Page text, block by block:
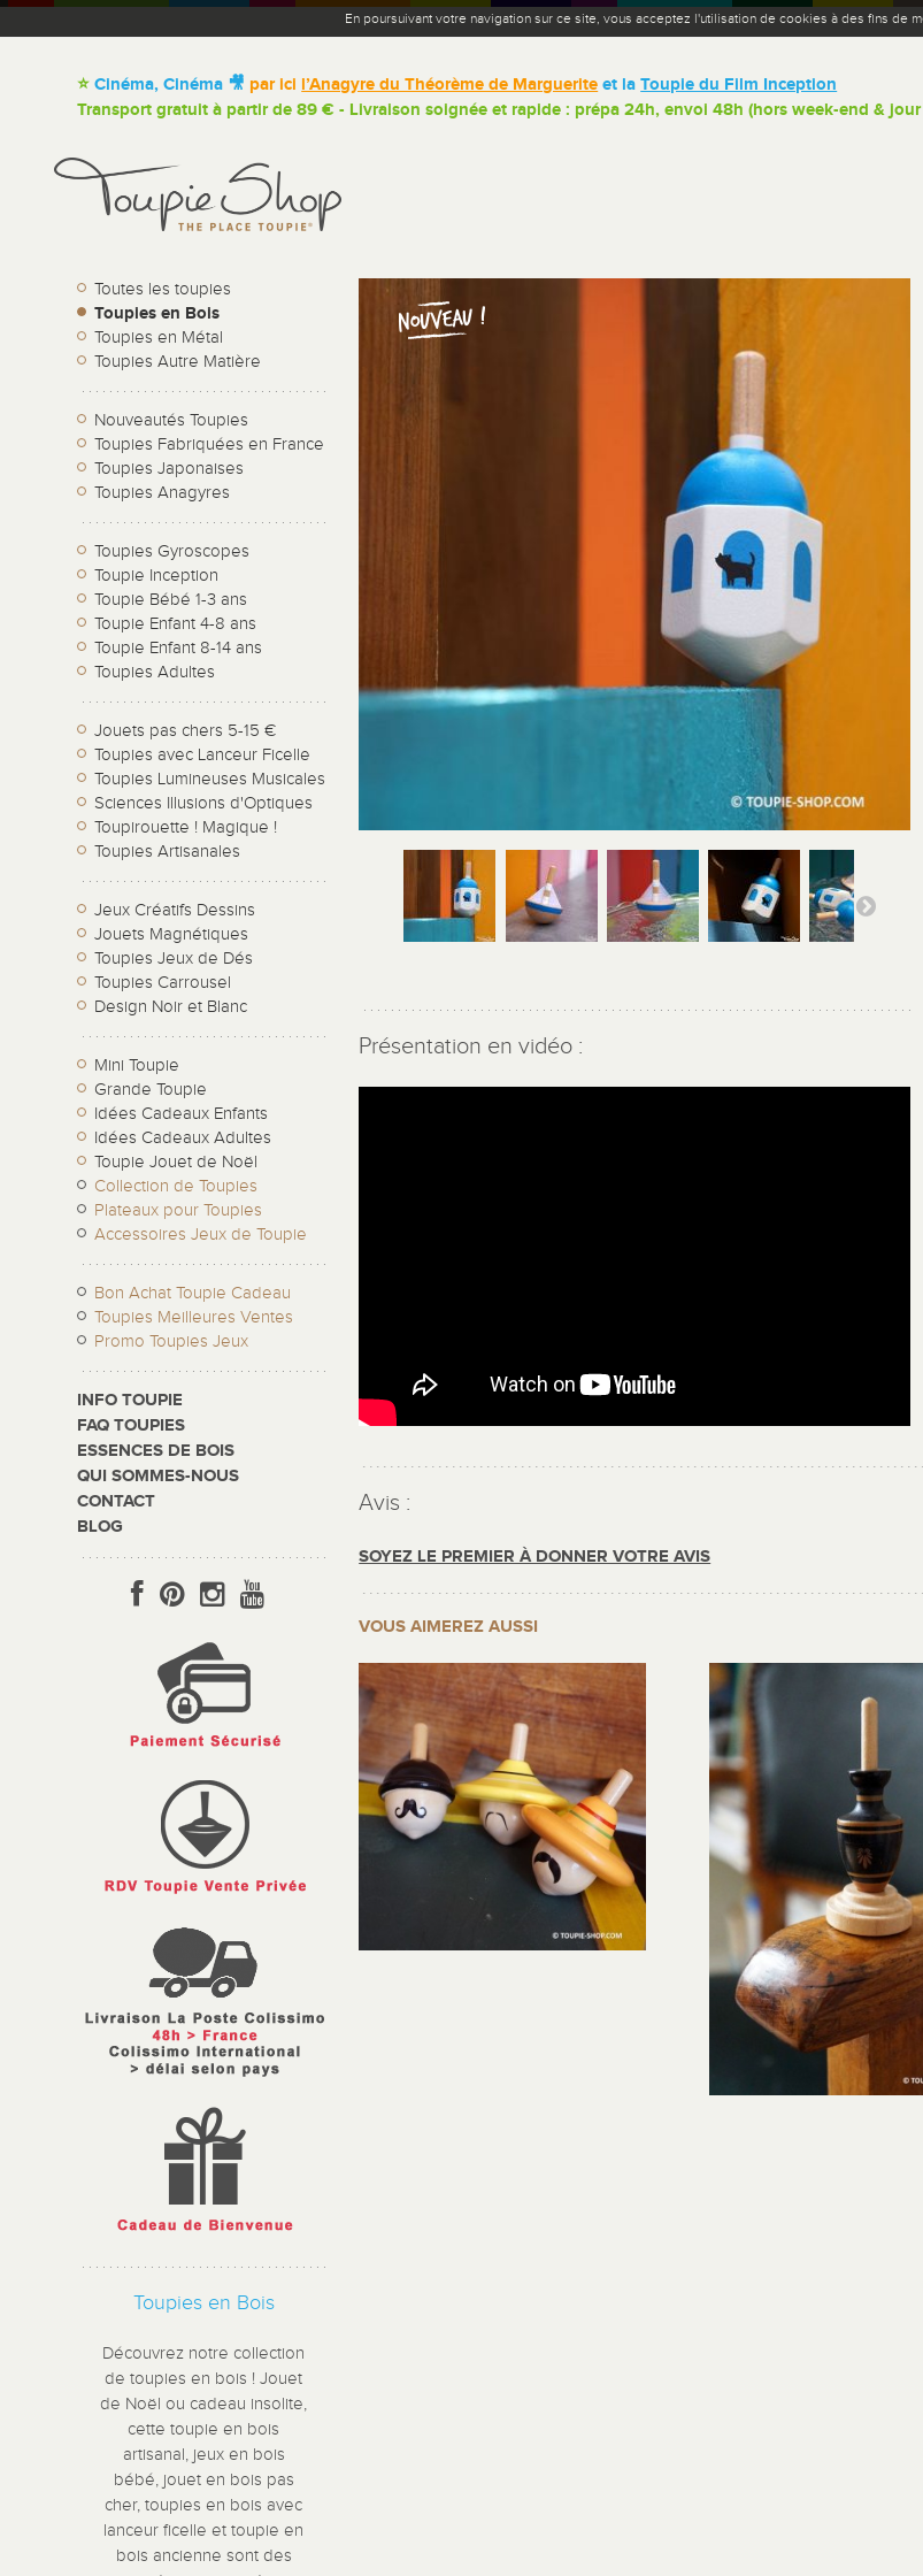
En poursuivant votre navigation sur ce site, vous acceptez l'utilisation de cookies à des fins de
⭐Cinéma, Cinéma 🎥 par ici l’Anagyre du Théorème de Marguerite et laToupie du Film Inception
Transport gratuit à partir de 89 € - Livraison soignée et rapide : prépa 24h, envoi 48h (hors week-end &
Toutes les toupies
Toupies en Bois
Toupies en Métal
Toupies Autre Matière
Nouveautés Toupies
Toupies Fabriquées en France
Toupies Japonaises
Toupies Anagyres
Toupies Gyroscopes
Toupie Inception
Toupie Bébé 1-3 ans
Toupie Enfant 4-8 ans
Toupie Enfant 8-14 ans
Toupies Adultes
Jouets pas chers 5-15 €
Toupies avec Lanceur Ficelle
Toupies Lumineuses Musicales
Sciences Illusions d'Optiques
Toupirouette ! Magique !
Toupies Artisanales
Jeux Créatifs Dessins
Jouets Magnétiques
Toupies Jeux de Dés
Toupies Carrousel
Design Noir et Blanc
Mini Toupie
Grande Toupie
Idées Cadeaux Enfants
Idées Cadeaux Adultes
Toupie Jouet de Noël
Collection de Toupies
Plateaux pour Toupies
Accessoires Jeux de Toupie
Bon Achat Toupie Cadeau
Toupies Meilleures Ventes
Promo Toupies Jeux
INFO TOUPIE
FAQ TOUPIES
ESSENCES DE BOIS
QUI SOMMES-NOUS
CONTACT
BLOG
Toupies en Bois
Découvrez notre collection
de toupies en bois ! Jouet
de Noël ou cadeau insolite,
cette toupie en bois
artisanal, jeux en bois
bébé, jouet en bois pas
cher, toupies en bois avec
lanceur ficelle et toupie en
bois ancienne sont des
Présentation en vidéo :
Avis :
SOYEZ LE PREMIER À DONNER VOTRE AVIS
VOUS AIMEREZ AUSSI